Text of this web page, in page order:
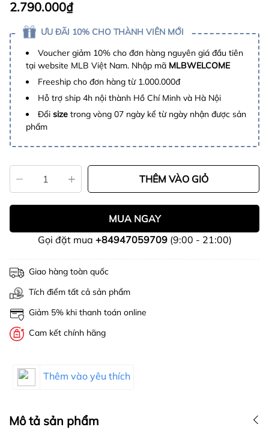
2.790.000₫
ƯU ĐÃI 10% CHO THÀNH VIÊN MỚI
Voucher giảm 10% cho đơn hàng nguyên giá đầu tiên
tại website MLB Việt Nam. Nhập mã MLBWELCOME
Freeship cho đơn hàng từ 1.000.000đ
Hỗ trợ ship 4h nội thành Hồ Chí Minh và Hà Nội
Đổi size trong vòng 07 ngày kể từ ngày nhận được sản
phẩm
THÊM VÀO GIỎ
MUA NGAY
Gọi đặt mua +84947059709(9:00 - 21:00)
Giao hàng toàn quốc
Tích điểm tất cả sản phẩm
Giảm 5% khi thanh toán online
Cam kết chính hãng
Thêm vào yêu thích
Mô tả sản phẩm